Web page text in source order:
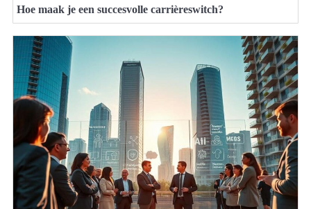
Hoe maak je een succesvolle carrièreswitch?